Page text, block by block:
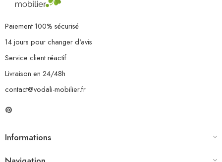
Paiement 100% sécurisé
14 jours pour changer d'avis
Service client réactif
Livraison en 24/48h
contact@vodali-mobilier.fr
Informations